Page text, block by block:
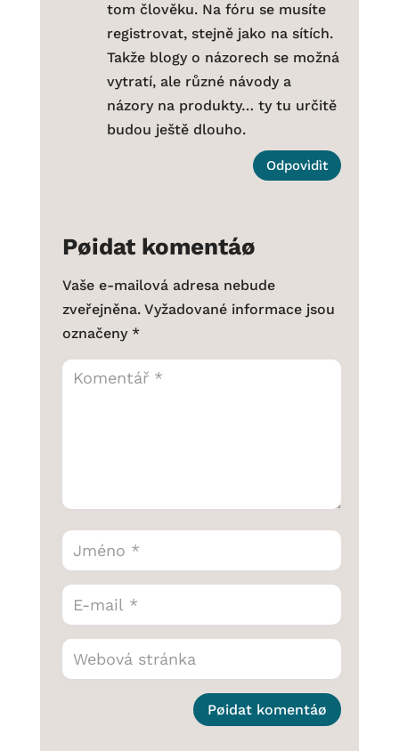
tom člověku. Na fóru se musíte
registrovat, stejně jako na sítích.
Takže blogy o názorech se možná
vytratí, ale různé návody a
názory na produkty… ty tu určitě
budou ještě dlouho.
Odpovìdìt
Pøidat komentáø
Vaše e-mailová adresa nebude
zveřejněna. Vyžadované informace jsou
označeny *
Pøidat komentáø